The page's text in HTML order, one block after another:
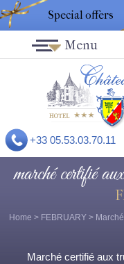
Special offers
+33 05.53.03.70.11
Menu
marché certifié
Home > FEBRUARY >
Marché certifié aux